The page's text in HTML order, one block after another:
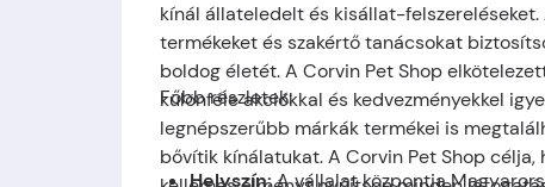
kínál állateledelt és kisállat-
termékeket és szakértő tanácsokat
boldog életét. A Corvin Pet Shop
különféle akciókkal és kedvezményekkel
legnépszerűbb márkák termékei is
bővítik kínálatukat. A Corvin Pet Shop
Főbb részletek:
Helyszín:A vállalat központja